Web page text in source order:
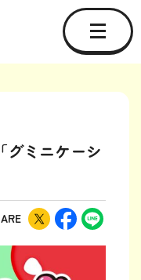
グミニケーシ